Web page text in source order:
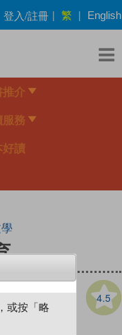
登入/註冊 | 繁 | English
推介
服務
好讀
4.5
或按「略